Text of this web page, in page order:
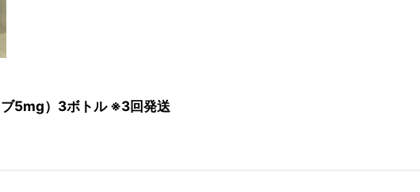
5mg）3ボトル ※3回発送